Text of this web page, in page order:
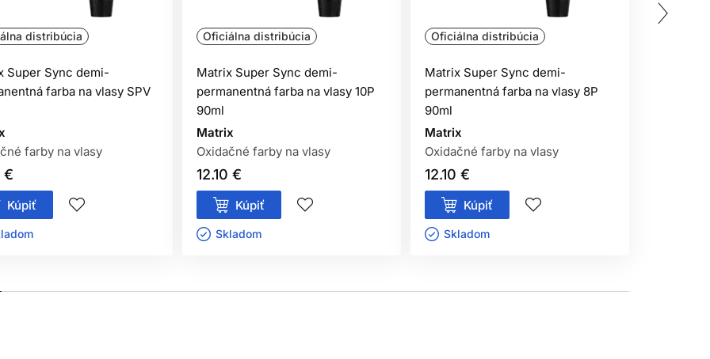
test kožnej znášanlivosti vykonaný 48 hodín pred každým použitím produktu
. Naneste malé množstvo
predlaktia) a nechajte pôsobiť. Ak sa počas testu alebo do 48 hodín objaví podráždenie, svrbenie,
pokožku hlavy,
farbenie vlasov,
čiernou henou.
distribúcia
Super Sync demi-
farba na vlasy SPV
farby na vlasy
€
Kúpiť
ㅤ
Oficiálna distribúcia
Matrix Super Sync demi-
permanentná farba na vlasy 10P
90ml
Matrix
Oxidačné farby na vlasy
12.10 €
Kúpiť
Skladom ㅤ
Oficiálna distribúcia
Matrix Super Sync demi-
permanentná farba na vlasy 8P
90ml
Matrix
Oxidačné farby na vlasy
12.10 €
Kúpiť
Skladom ㅤ